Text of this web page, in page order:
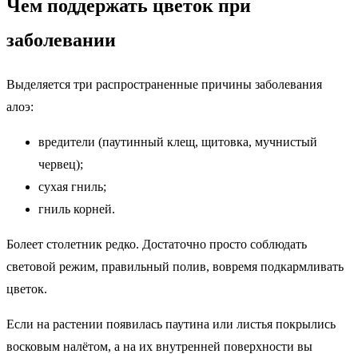
Чем поддержать цветок при
заболевании
Выделяется три распространенные причины заболевания
алоэ:
вредители (паутинный клещ, щитовка, мучнистый
червец);
сухая гниль;
гниль корней.
Болеет столетник редко. Достаточно просто соблюдать
световой режим, правильный полив, вовремя подкармливать
цветок.
Если на растении появилась паутина или листья покрылись
восковым налётом, а на их внутренней поверхности вы